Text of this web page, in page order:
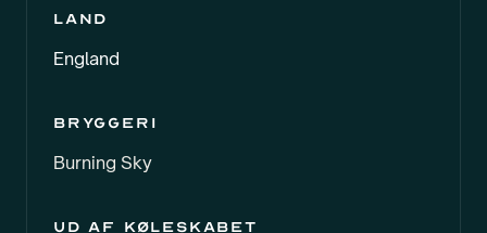
Land
England
Bryggeri
Burning Sky
Ud af køleskabet